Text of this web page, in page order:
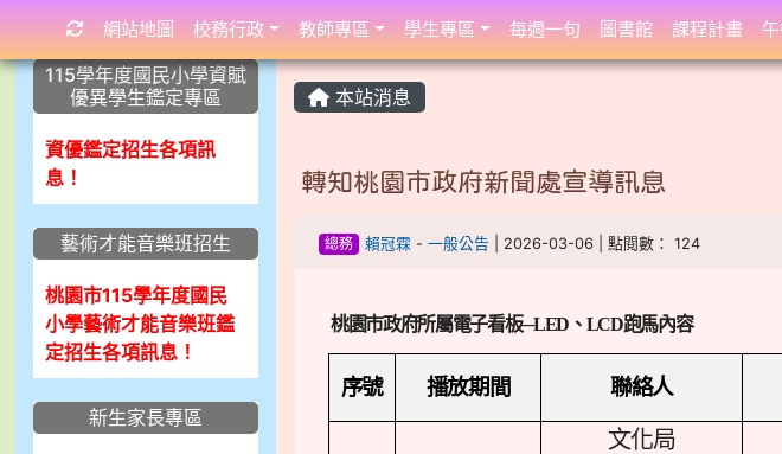
:::
本站消息
轉知桃園市政府新聞處宣導訊息
總務 賴冠霖 - 一般公告 | 2026-03-06 | 點閱數： 124
桃園市政府所屬電子看板─LED、 LCD跑馬內容
序號 播放期間 聯絡人
文化局
:::115學年度國民小學資賦
優異學生鑑定專區
資優鑑定招生各項訊
息！
藝術才能音樂班招生
桃園市115學年度國民
小學藝術才能音樂班鑑
定招生各項訊息！
新生家長專區
::: 網站地圖 校務行政 教師專區 學生專區 每週一句 圖書館 課程計畫